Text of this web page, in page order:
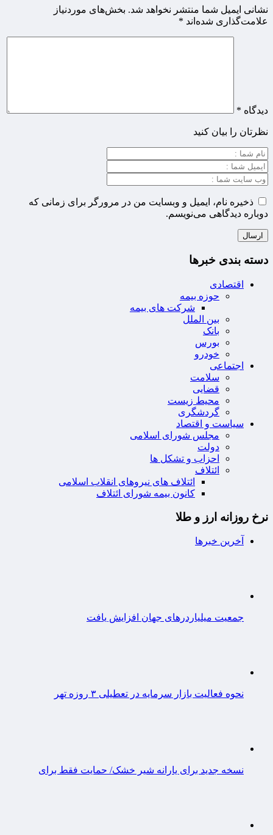
نشانی ایمیل شما منتشر نخواهد شد. بخش‌های موردنیاز
علامت‌گذاری شده‌اند *
دیدگاه *
نظرتان را بیان کنید
ذخیره نام، ایمیل و وبسایت من در مرورگر برای زمانی که
دوباره دیدگاهی می‌نویسم.
دسته بندی خبرها
اقتصادی
حوزه بیمه
شرکت های بیمه
بین الملل
بانک
بورس
خودرو
اجتماعی
سلامت
قضایی
محیط زیست
گردشگری
سیاست و اقتصاد
مجلس شورای اسلامی
دولت
احزاب و تشکل ها
ائتلاف
ائتلاف های نیروهای انقلاب اسلامی
کانون بیمه شورای ائتلاف
نرخ روزانه ارز و طلا
آخرین خبرها
جمعیت میلیاردرهای جهان افزایش یافت
نحوه فعالیت بازار سرمایه در تعطیلی ۳ روزه تهر
نسخه جدید برای یارانه شیر خشک/ حمایت فقط برای